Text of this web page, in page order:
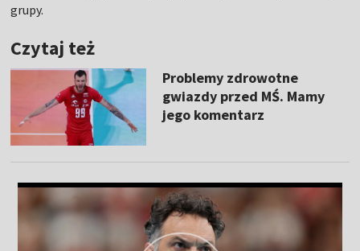
grupy.
Czytaj też
Problemy zdrowotne
gwiazdy przed MŚ. Mamy
jego komentarz